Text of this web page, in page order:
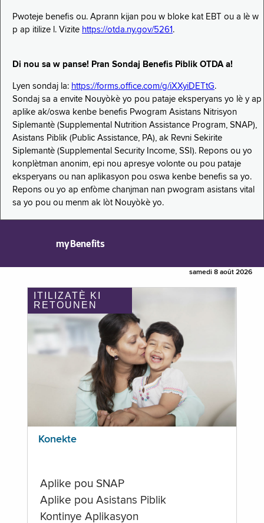
Pwoteje benefis ou. Aprann kijan pou w bloke kat EBT ou a lè w
p ap itilize l. Vizite https://otda.ny.gov/5261 .
Di nou sa w panse! Pran Sondaj Benefis Piblik OTDA a!
Lyen sondaj la: https://forms.office.com/g/iXXyiDETtG.
Sondaj sa a envite Nouyòkè yo pou pataje eksperyans yo lè y ap
aplike ak/oswa kenbe benefis Pwogram Asistans Nitrisyon
Siplemantè (Supplemental Nutrition Assistance Program, SNAP),
Asistans Piblik (Public Assistance, PA), ak Revni Sekirite
Siplemantè (Supplemental Security Income, SSI). Repons ou yo
konplètman anonim, epi nou apresye volonte ou pou pataje
eksperyans ou nan aplikasyon pou oswa kenbe benefis sa yo.
Repons ou yo ap enfòme chanjman nan pwogram asistans vital
sa yo pou ou menm ak lòt Nouyòkè yo.
myBenefits
samedi 8 août 2026
ITILIZATÈ KI
RETOUNEN
Konekte
Aplike pou SNAP
Aplike pou Asistans Piblik
Kontinye Aplikasyon